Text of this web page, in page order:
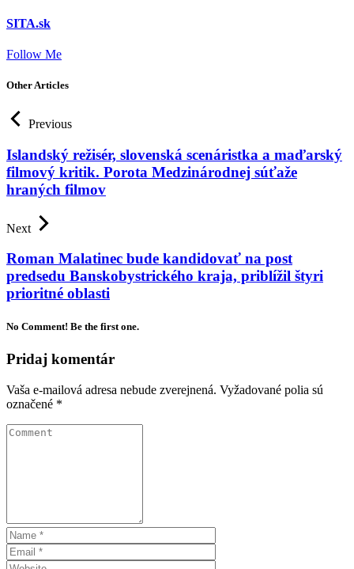
SITA.sk
Follow Me
Other Articles
Previous
Islandský režisér, slovenská scenáristka a maďarský
filmový kritik. Porota Medzinárodnej súťaže
hraných filmov
Next
Roman Malatinec bude kandidovať na post
predsedu Banskobystrického kraja, priblížil štyri
prioritné oblasti
No Comment! Be the first one.
Pridaj komentár
Vaša e-mailová adresa nebude zverejnená. Vyžadované polia sú
označené *